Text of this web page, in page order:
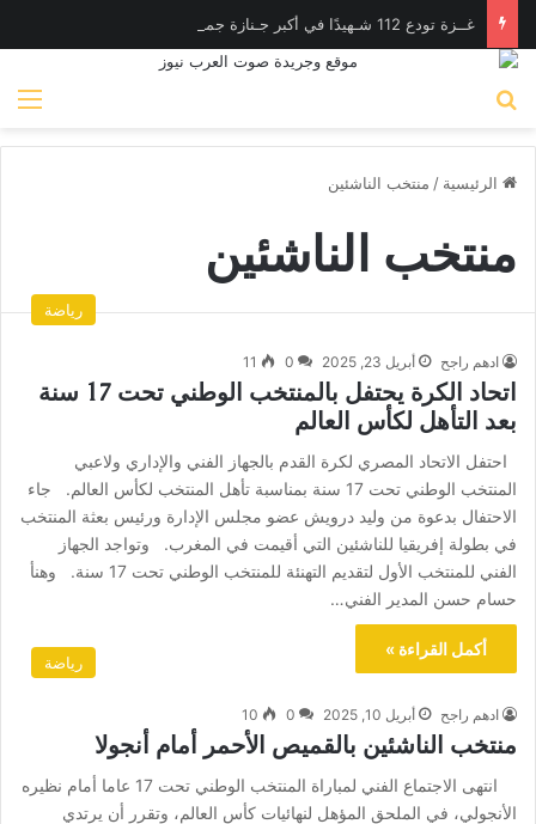
غــزة تودع 112 شـهيدًا في أكبر جـنازة جماعية منذ بدء الحـرب
الرئيسية / منتخب الناشئين
منتخب الناشئين
رياضة
ادهم راجح أبريل 23, 2025 0
11
اتحاد الكرة يحتفل بالمنتخب الوطني تحت 17 سنة
بعد التأهل لكأس العالم
احتفل الاتحاد المصري لكرة القدم بالجهاز الفني والإداري ولاعبي
المنتخب الوطني تحت 17 سنة بمناسبة تأهل المنتخب لكأس العالم. جاء
الاحتفال بدعوة من وليد درويش عضو مجلس الإدارة ورئيس بعثة المنتخب
في بطولة إفريقيا للناشئين التي أقيمت في المغرب. وتواجد الجهاز
الفني للمنتخب الأول لتقديم التهنئة للمنتخب الوطني تحت 17 سنة. وهنأ
حسام حسن المدير الفني…
أكمل القراءة »
رياضة
ادهم راجح أبريل 10, 2025 0
10
منتخب الناشئين بالقميص الأحمر أمام أنجولا
انتهى الاجتماع الفني لمباراة المنتخب الوطني تحت 17 عاما أمام نظيره
الأنجولي، في الملحق المؤهل لنهائيات كأس العالم، وتقرر أن يرتدي